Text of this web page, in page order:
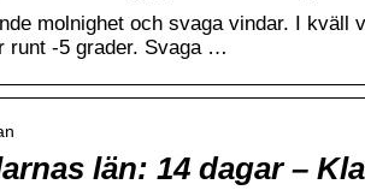
molnighet och svaga vindar. I kväll
runt -5 grader. Svaga …
län: 14 dagar –